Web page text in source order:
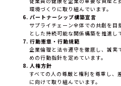
環境づくりに取り組んでいます。
6. パートナーシップ構築宣言
サプライチェーン全体での共創を
とした持続可能な関係構築を推進し
7. 行動憲章・行動規範
企業倫理と法令遵守を徹底し、誠実
めの行動指針を定めています。
8. 人権方針
すべての人の尊厳と権利を尊重し、
に向けて取り組んでいます。